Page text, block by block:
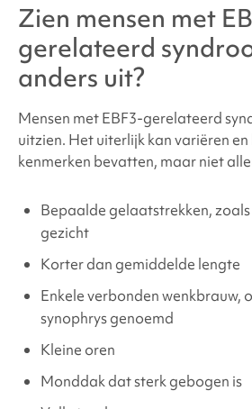
Zien mensen met
gerelateerd
anders uit?
Mensen metEBF3-gerelateerd
uitzien. Het uiterlijk kan variëren en
kenmerken bevatten, maar niet
Bepaalde gelaatstrekken,
gezicht
Korter dan gemiddelde lengte
Enkele verbonden wenkbrauw,
synophrys genoemd
Kleine oren
Monddak dat sterk gebogen is